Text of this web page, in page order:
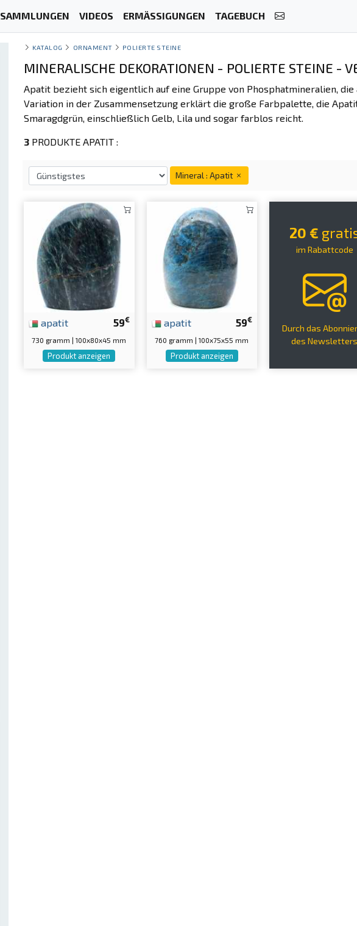
SAMMLUNGEN VIDEOS ERMÄSSIGUNGEN TAGEBUCH
KATALOG ORNAMENT POLIERTE STEINE
MINERALISCHE DEKORATIONEN - POLIERTE STEINE -
Apatit bezieht sich eigentlich auf eine Gruppe von Phosphatmineralien,
Variation in der Zusammensetzung erklärt die große Farbpalette, die
Smaragdgrün, einschließlich Gelb, Lila und sogar farblos reicht.
3 PRODUKTE APATIT :
Mineral : Apatit
59€
apatit
730 gramm | 100x80x45 mm
Produkt anzeigen
59€
apatit
760 gramm | 100x75x55 mm
Produkt anzeigen
20 €
im Rabattcode
Durch das
des Newsletters